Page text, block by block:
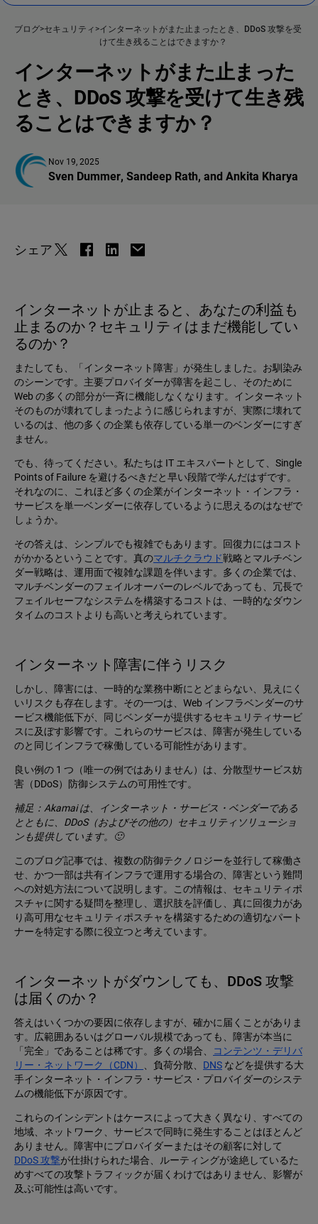
ブログ セキュリティ
インターネットがまた止まったとき、DDoS 攻撃を受
けて生き残ることはできますか？
インターネットがまた止まった
とき、DDoS 攻撃を受けて生き残
ることはできますか？
Nov 19, 2025
Sven Dummer, Sandeep Rath, and Ankita Kharya
シェア
インターネットが止まると、あなたの利益も
止まるのか？セキュリティはまだ機能してい
るのか？
またしても、「インターネット障害」が発生しました。お馴染み
のシーンです。主要プロバイダーが障害を起こし、そのために
Web の多くの部分が一斉に機能しなくなります。インターネット
そのものが壊れてしまったように感じられますが、実際に壊れて
いるのは、他の多くの企業も依存している単一のベンダーにすぎ
ません。
でも、待ってください。私たちは IT エキスパートとして、Single
Points of Failure を避けるべきだと早い段階で学んだはずです。
それなのに、これほど多くの企業がインターネット・インフラ・
サービスを単一ベンダーに依存しているように思えるのはなぜで
しょうか。
その答えは、シンプルでも複雑でもあります。回復力にはコスト
がかかるということです。真のマルチクラウド戦略とマルチベン
ダー戦略は、運用面で複雑な課題を伴います。多くの企業では、
マルチベンダーのフェイルオーバーのレベルであっても、冗長で
フェイルセーフなシステムを構築するコストは、一時的なダウン
タイムのコストよりも高いと考えられています。
インターネット障害に伴うリスク
しかし、障害には、一時的な業務中断にとどまらない、見えにく
いリスクも存在します。その一つは、Web インフラベンダーのサ
ービス機能低下が、同じベンダーが提供するセキュリティサービ
スに及ぼす影響です。これらのサービスは、障害が発生している
のと同じインフラで稼働している可能性があります。
良い例の 1 つ（唯一の例ではありません）は、分散型サービス妨
害（DDoS）防御システムの可用性です。
補足：Akamai は、インターネット・サービス・ベンダーである
とともに、DDoS（およびその他の）セキュリティソリューショ
ンも提供しています。🙂
このブログ記事では、複数の防御テクノロジーを並行して稼働さ
せ、かつ一部は共有インフラで運用する場合の、障害という難問
への対処方法について説明します。この情報は、セキュリティポ
スチャに関する疑問を整理し、選択肢を評価し、真に回復力があ
り高可用なセキュリティポスチャを構築するための適切なパート
ナーを特定する際に役立つと考えています。
インターネットがダウンしても、DDoS 攻撃
は届くのか？
答えはいくつかの要因に依存しますが、確かに届くことがありま
す。広範囲あるいはグローバル規模であっても、障害が本当に
「完全」であることは稀です。多くの場合、
コンテンツ・デリバ
リー・ネットワーク（CDN）
、負荷分散、 DNS などを提供する大
手インターネット・インフラ・サービス・プロバイダーのシステ
ムの機能低下が原因です。
これらのインシデントはケースによって大きく異なり、すべての
地域、ネットワーク、サービスで同時に発生することはほとんど
ありません。障害中にプロバイダーまたはその顧客に対して
DDoS 攻撃が仕掛けられた場合、ルーティングが途絶しているた
めすべての攻撃トラフィックが届くわけではありません、影響が
及ぶ可能性は高いです。